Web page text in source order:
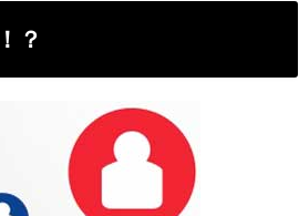
？